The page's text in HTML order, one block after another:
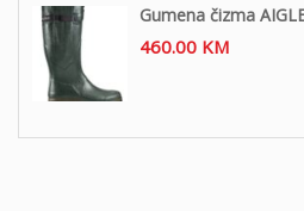
Gumena čizma
460.00 KM